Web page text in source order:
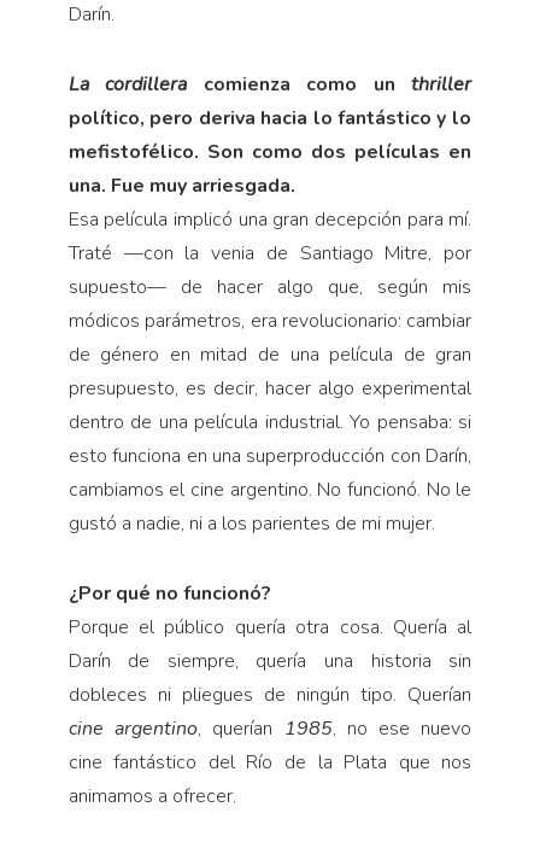
Darín.
La cordillera comienza como unthriller
político, pero deriva hacia lo fantástico y lo
mefistofélico. Son como dos películas en
una. Fue muy arriesgada.
Esa película implicó una gran decepción para mí.
Traté —con la venia de Santiago Mitre, por
supuesto— de hacer algo que, según mis
módicos parámetros, era revolucionario: cambiar
de género en mitad de una película de gran
presupuesto, es decir, hacer algo experimental
dentro de una película industrial. Yo pensaba: si
esto funciona en una superproducción con Darín,
cambiamos el cine argentino. No funcionó. No le
gustó a nadie, ni a los parientes de mi mujer.
¿Por qué no funcionó?
Porque el público quería otra cosa. Quería al
Darín de siempre, quería una historia sin
dobleces ni pliegues de ningún tipo. Querían
cine argentino, querían 1985, no ese nuevo
cine fantástico del Río de la Plata que nos
animamos a ofrecer.